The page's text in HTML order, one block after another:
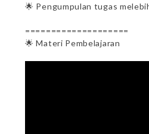
🌟 Pengumpulan tugas
====================
🌟 Materi Pembelajaran